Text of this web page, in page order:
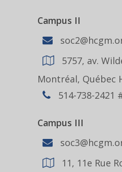
Campus II
5757, av.
Montréal, Québec
514-738-2421
Campus III
11, 11e Rue